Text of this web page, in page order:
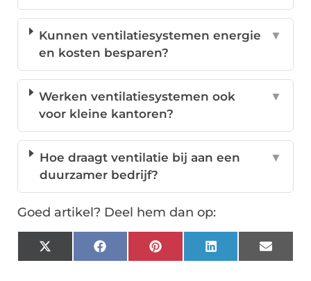
Kunnen ventilatiesystemen energie
en kosten besparen?
▼
Werken ventilatiesystemen ook
voor kleine kantoren?
▼
Hoe draagt ventilatie bij aan een
duurzamer bedrijf?
▼
Goed artikel? Deel hem dan op:
X
(Twitter)
FacebookPinterestLinkedInEmail